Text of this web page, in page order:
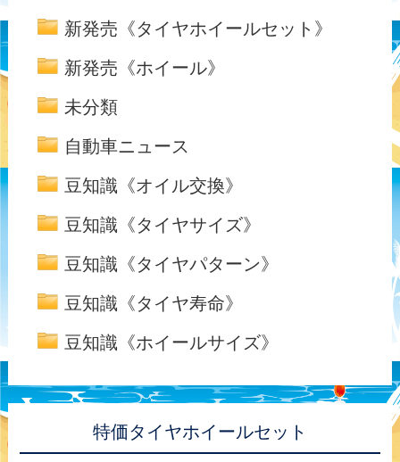
新発売《タイヤホイールセット》
新発売《ホイール》
未分類
自動車ニュース
豆知識《オイル交換》
豆知識《タイヤサイズ》
豆知識《タイヤパターン》
豆知識《タイヤ寿命》
豆知識《ホイールサイズ》
特価タイヤホイールセット